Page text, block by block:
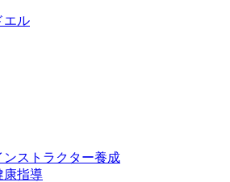
ンストラクター養成
康指導